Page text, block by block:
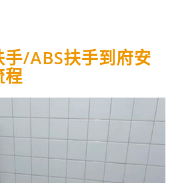
手/ABS扶手到府安
程